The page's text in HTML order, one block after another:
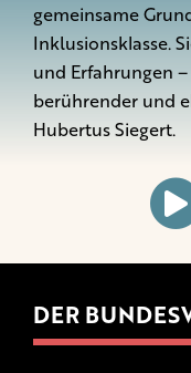
gemeinsame
Inklusionsklasse.
und Erfahrungen
berührender und
Hubertus Siegert.
DER